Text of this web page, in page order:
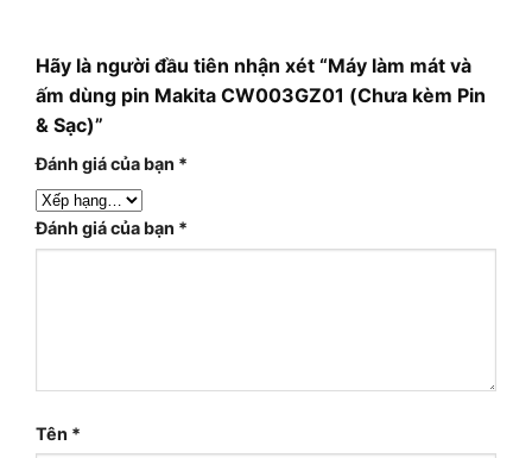
Hãy là người đầu tiên nhận xét “Máy làm mát và
ấm dùng pin Makita CW003GZ01 (Chưa kèm Pin
& Sạc)”
Đánh giá của bạn *
Đánh giá của bạn *
Tên *